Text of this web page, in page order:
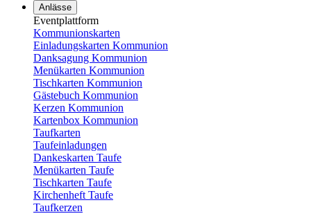
Anlässe
Eventplattform
Kommunionskarten
Einladungskarten Kommunion
Danksagung Kommunion
Menükarten Kommunion
Tischkarten Kommunion
Gästebuch Kommunion
Kerzen Kommunion
Kartenbox Kommunion
Taufkarten
Taufeinladungen
Dankeskarten Taufe
Menükarten Taufe
Tischkarten Taufe
Kirchenheft Taufe
Taufkerzen